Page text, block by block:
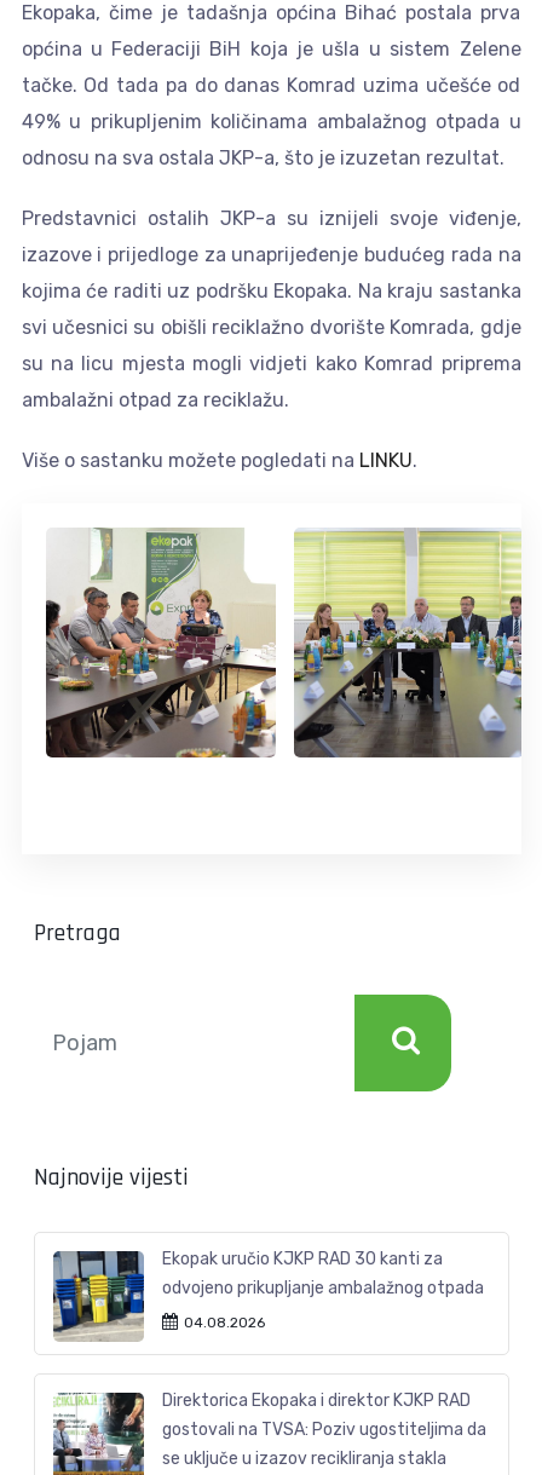
Ekopaka, čime je tadašnja općina Bihać postala prva
općina u Federaciji BiH koja je ušla u sistem Zelene
tačke. Od tada pa do danas Komrad uzima učešće od
49% u prikupljenim količinama ambalažnog otpada u
odnosu na sva ostala JKP-a, što je izuzetan rezultat.
Predstavnici ostalih JKP-a su iznijeli svoje viđenje,
izazove i prijedloge za unaprijeđenje budućeg rada na
kojima će raditi uz podršku Ekopaka. Na kraju sastanka
svi učesnici su obišli reciklažno dvorište Komrada, gdje
su na licu mjesta mogli vidjeti kako Komrad priprema
ambalažni otpad za reciklažu.
Više o sastanku možete pogledati na LINKU.
Pretraga
Najnovije vijesti
Ekopak uručio KJKP RAD 30 kanti za
odvojeno prikupljanje ambalažnog otpada
04.08.2026
Direktorica Ekopaka i direktor KJKP RAD
gostovali na TVSA: Poziv ugostiteljima da
se uključe u izazov recikliranja stakla